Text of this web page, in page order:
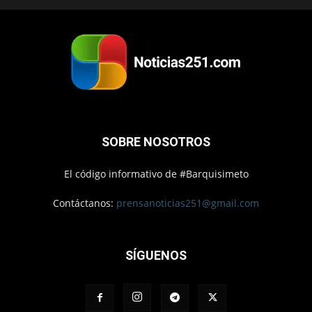
SOBRE NOSOTROS
El código informativo de #Barquisimeto
Contáctanos: prensanoticias251@gmail.com
SÍGUENOS